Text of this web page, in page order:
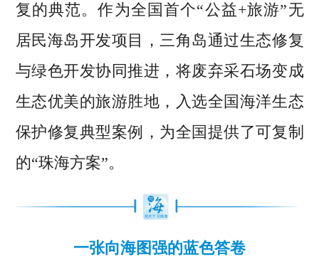
复的典范。作为全国首个“公益+旅游”无
居民海岛开发项目，三角岛通过生态修复
与绿色开发协同推进，将废弃采石场变成
生态优美的旅游胜地，入选全国海洋生态
保护修复典型案例，为全国提供了可复制
的“珠海方案”。
一张向海图强的蓝色答卷